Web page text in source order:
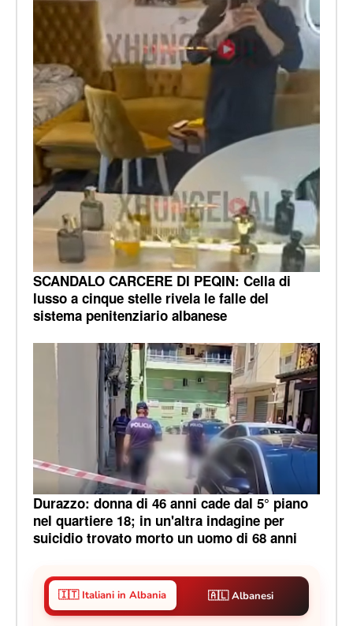
SCANDALO CARCERE DI PEQIN: Cella di
lusso a cinque stelle rivela le falle del
sistema penitenziario albanese
Durazzo: donna di 46 anni cade dal 5° piano
nel quartiere 18; in un'altra indagine per
suicidio trovato morto un uomo di 68 anni
🇮🇹 Italiani in Albania 🇦🇱 Albanesi